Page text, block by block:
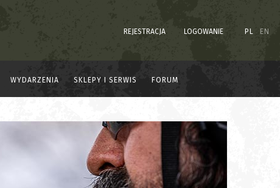
REJESTRACJA LOGOWANIE PL EN
WYDARZENIA SKLEPY I SERWIS FORUM